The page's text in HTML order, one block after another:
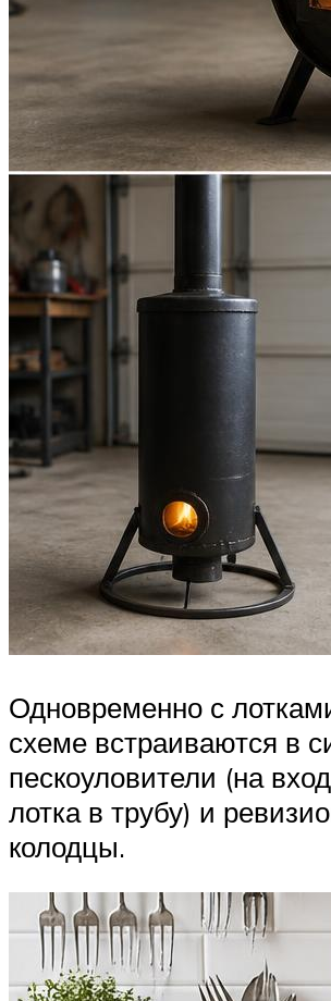
Одновременно с
схеме встраиваются в
пескоуловители (на
лотка в трубу) и
колодцы.